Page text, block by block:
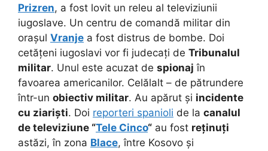
Prizren, a fost lovit un releu al televiziunii
iugoslave. Un centru de comandă militar din
orașul Vranje a fost distrus de bombe. Doi
cetățeni iugoslavi vor fi judecați de Tribunalul
militar. Unul este acuzat de spionaj în
favoarea americanilor. Celălalt – de pătrundere
într-un obiectiv militar. Au apărut și incidente
cu ziariști. Doi reporteri spanioli de la canalul
de televiziune “Tele Cinco“ au fost reținuți
astăzi, în zona Blace, între Kosovo și